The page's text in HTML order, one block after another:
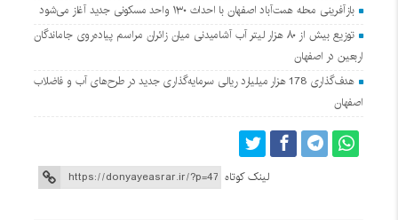
بازآفرینی محله همت‌آباد اصفهان با احداث ۱۳۰ واحد مسکونی جدید آغاز می‌شود
توزیع بیش از ۸۰ هزار لیتر آب آشامیدنی میان زائران مراسم پیاده‌روی جاماندگان
اربعین در اصفهان
هدف‌گذاری 178 هزار میلیارد ریالی سرمایه‌گذاری جدید در طرح‌های آب و فاضلاب
اصفهان
لینک کوتاه